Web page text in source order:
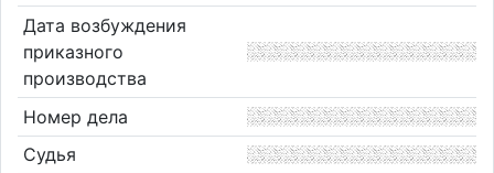
Дата возбуждения
приказного
производства
Номер дела
Судья